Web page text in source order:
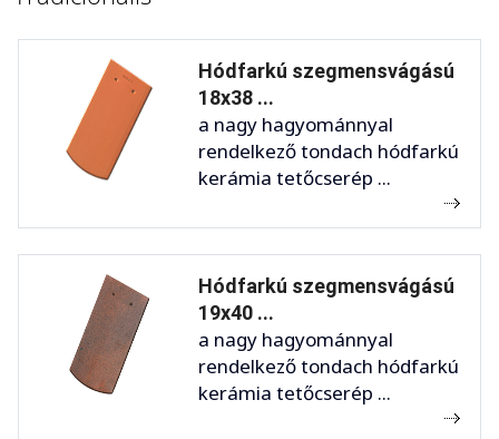
Hódfarkú szegmensvágású
18x38 ...
a nagy hagyománnyal
rendelkező tondach hódfarkú
kerámia tetőcserép ...
Hódfarkú szegmensvágású
19x40 ...
a nagy hagyománnyal
rendelkező tondach hódfarkú
kerámia tetőcserép ...